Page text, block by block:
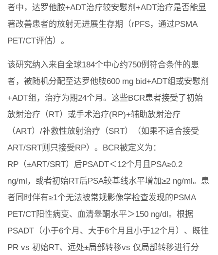
者中，达罗他胺+ADT治疗较安慰剂+ADT治疗是否能显
著改善患者的放射无进展生存期（rPFS，通过PSMA
PET/CT评估）。
该研究纳入来自全球184个中心约750例符合条件的患
者，被随机分配至达罗他胺600 mg bid+ADT组或安慰剂
+ADT组，治疗为期24个月。这些BCR患者接受了初始
放射治疗（RT）或手术治疗(RP)+辅助放射治疗
（ART）/补救性放射治疗（SRT）（如果不适合接受
ART/SRT则只接受RP）。BCR被定义为：
RP（±ART/SRT）后PSADT＜12个月且PSA≥0.2
ng/ml，或者初始RT后PSA较基线水平增加≥2 ng/ml。患
者同时伴有≥1个无法被常规影像学检查发现的PSMA
PET/CT阳性病变、血清睾酮水平＞150 ng/dl。根据
PSADT（小于6个月、大于6个月且小于12个月）、既往
PR vs 初始RT、远处±局部转移vs 仅局部转移进行分